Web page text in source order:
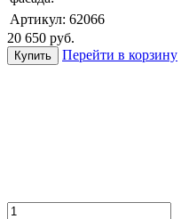
Артикул: 62066
20 650 руб.
Перейти в корзину